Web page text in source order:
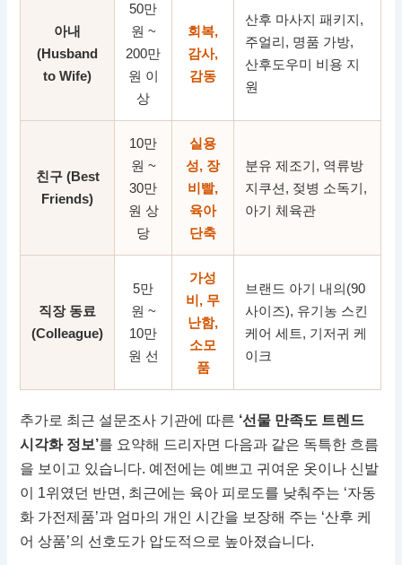
아내
(Husband
to Wife)
50만
원 ~
200만
원 이
상
회복,
감사,
감동
산후 마사지 패키지,
주얼리, 명품 가방,
산후도우미 비용 지
원
친구 (Best
Friends)
10만
원 ~
30만
원 상
당
실용
성, 장
비빨,
육아
단축
분유 제조기, 역류방
지쿠션, 젖병 소독기,
아기 체육관
직장 동료
(Colleague)
5만
원 ~
10만
원 선
가성
비, 무
난함,
소모
품
브랜드 아기 내의(90
사이즈), 유기농 스킨
케어 세트, 기저귀 케
이크
추가로 최근 설문조사 기관에 따른 ‘선물 만족도 트렌드
시각화 정보’를 요약해 드리자면 다음과 같은 독특한 흐름
을 보이고 있습니다. 예전에는 예쁘고 귀여운 옷이나 신발
이 1위였던 반면, 최근에는 육아 피로도를 낮춰주는 ‘자동
화 가전제품’과 엄마의 개인 시간을 보장해 주는 ‘산후 케
어 상품’의 선호도가 압도적으로 높아졌습니다.